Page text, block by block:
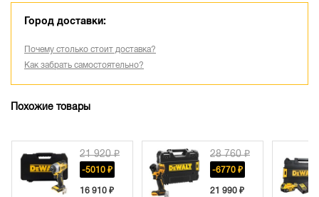
Город доставки:
Почему столько стоит доставка?
Как забрать самостоятельно?
Похожие товары
21 920 ₽
-5010 ₽
16 910 ₽
28 760 ₽
-6770 ₽
21 990 ₽